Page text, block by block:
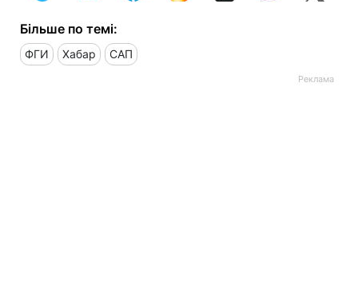
Більше по темі:
ФГИ Хабар САП